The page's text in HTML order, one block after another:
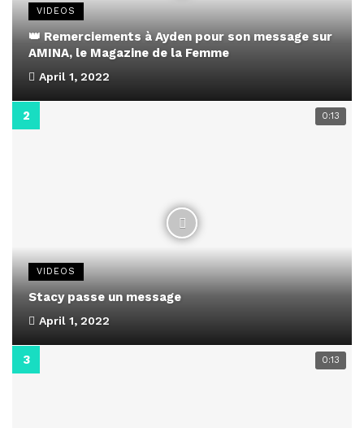
VIDEOS
👑 Remerciements à Ayden pour son message sur
AMINA, le Magazine de la Femme
April 1, 2022
0:13
VIDEOS
Stacy passe un message
April 1, 2022
0:13